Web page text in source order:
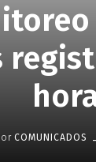
COMUNICADOS -